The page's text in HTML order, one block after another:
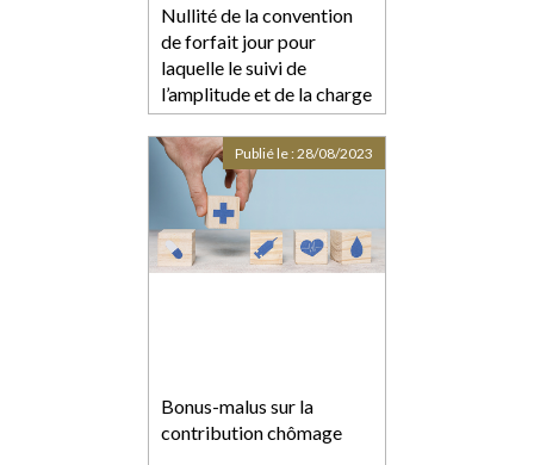
Nullité de la convention
de forfait jour pour
laquelle le suivi de
l’amplitude et de la charge
de travail n’est pas assuré
de manière effective
Bonus-malus sur la
contribution chômage
Publié le :28/08/2023